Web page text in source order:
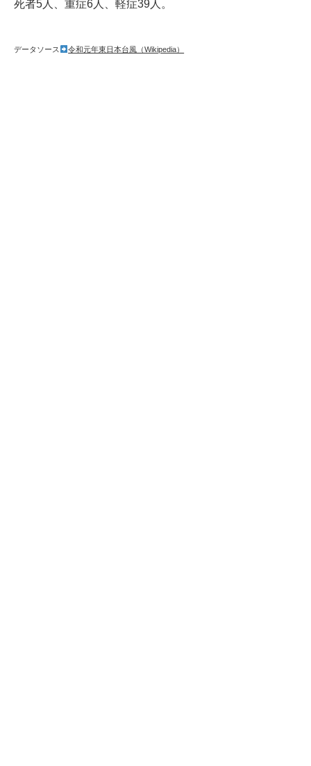
死者5人、重症6人、軽症39人。
データソース 令和元年東日本台風（Wikipedia）